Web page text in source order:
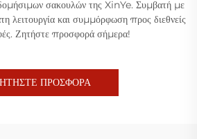
σακουλών της XinYe. Συμβατή με
λειτουργία και συμμόρφωση προς διεθνείς
Ζητήστε προσφορά σήμερα!
ΠΡΟΣΦΟΡΑ